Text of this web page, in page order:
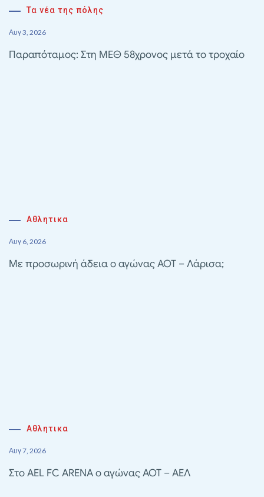
Τα νέα της πόλης
Αυγ 3, 2026
Παραπόταμος: Στη ΜΕΘ 58χρονος μετά το τροχαίο
Αθλητικα
Αυγ 6, 2026
Με προσωρινή άδεια ο αγώνας ΑΟΤ – Λάρισα;
Αθλητικα
Αυγ 7, 2026
Στο AEL FC ARENA ο αγώνας ΑΟΤ – ΑΕΛ